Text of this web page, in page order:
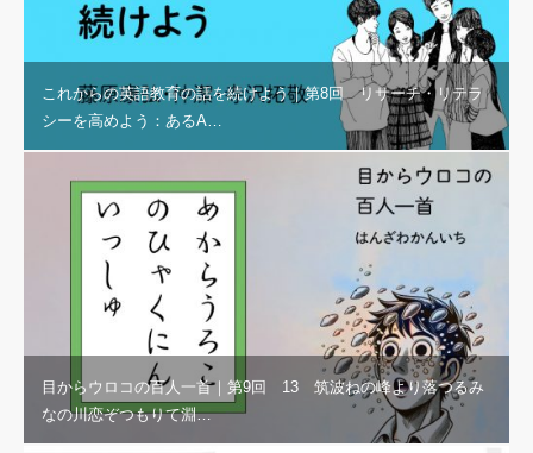
これからの英語教育の話を続けよう｜第8回 リサーチ・リテラ
シーを高めよう：あるA…
目からウロコの百人一首｜第9回 13 筑波ねの峰より落つるみ
なの川恋ぞつもりて淵…